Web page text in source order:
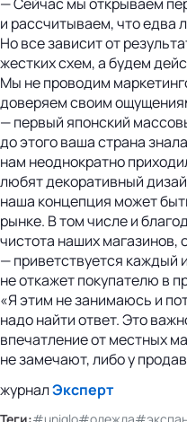
и рассчитываем, что едва
Но все зависит от
жестких схем, а будем
Мы не проводим
доверяем своим
— первый японский
до этого ваша страна
нам неоднократно
любят декоративный
наша концепция может
рынке. В том числе и
чистота наших магазинов,
— приветствуется каждый
не откажет покупателю в
«Я этим не занимаюсь и
надо найти ответ. Это
впечатление от местных
не замечают, либо у
журналЭксперт
Теги:#uniqlo#одежда